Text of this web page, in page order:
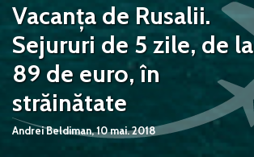
Vacanța de Rusalii.
Sejururi de 5 zile, de la
89 de euro, în
străinătate
Andrei Beldiman,10 mai. 2018